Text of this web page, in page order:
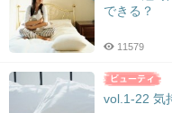
できる？
11579
vol.1-22 気